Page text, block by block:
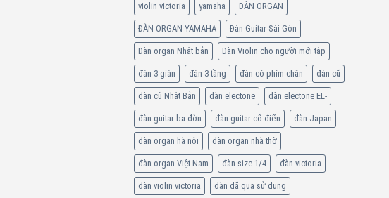
violin victoria yamaha ĐÀN ORGAN
ĐÀN ORGAN YAMAHA Đàn Guitar Sài Gòn
Đàn organ Nhật bản Đàn Violin cho người mới tập
đàn 3 giàn đàn 3 tầng đàn có phím chân đàn cũ
đàn cũ Nhật Bản đàn electone đàn electone EL-
đàn guitar ba đờn đàn guitar cổ điển đàn Japan
đàn organ hà nội đàn organ nhà thờ
đàn organ Việt Nam đàn size 1/4 đàn victoria
đàn violin victoria đàn đã qua sử dụng